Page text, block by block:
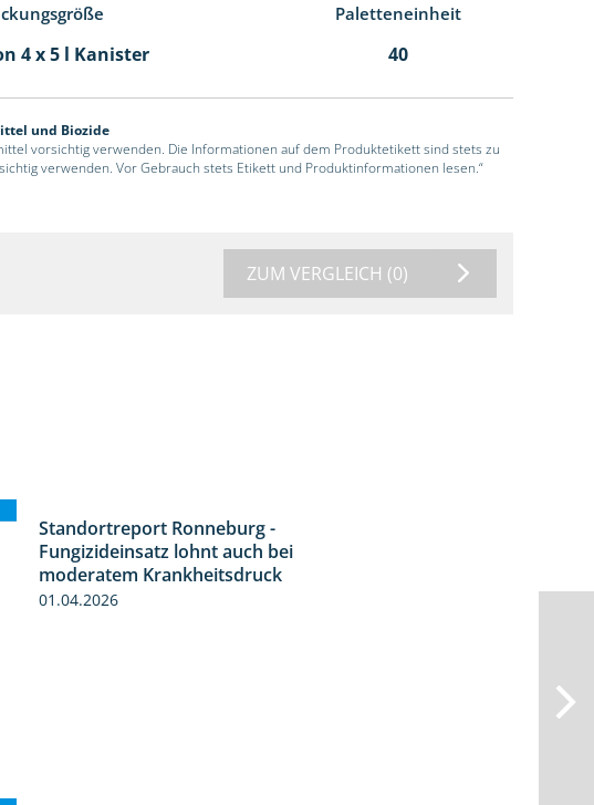
Paletteneinheit
4 x 5 l Kanister 40
und Biozide
vorsichtig verwenden. Die Informationen auf dem Produktetikett sind stets zu
verwenden. Vor Gebrauch stets Etikett und Produktinformationen lesen.“
ZUM VERGLEICH (0)
Standortreport Ronneburg -
Fungizideinsatz lohnt auch bei
moderatem Krankheitsdruck
01.04.2026